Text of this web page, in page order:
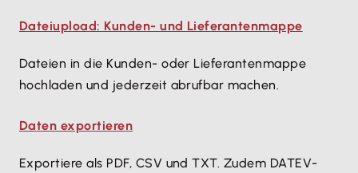
Dateiupload: Kunden- und Lieferantenmappe
Dateien in die Kunden- oder Lieferantenmappe
hochladen und jederzeit abrufbar machen.
Daten exportieren
Exportiere als PDF, CSV und TXT. Zudem DATEV-